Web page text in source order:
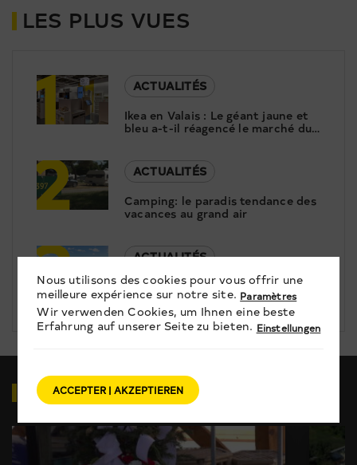
LES PLUS VUES
1
ACTUALITÉS
Ikea en Valais : Le géant jaune et
bleu a-t-il réagencé le marché du
2
ACTUALITÉS
Camping: le paradis tendance des
vacances au grand air
3
ACTUALITÉS
Rétrospective avec Valais/Wallis
Promotion
VIDÉOSEN RELATION
Nous utilisons des cookies pour vous offrir une
meilleure expérience sur notre site. Paramètres
Wir verwenden Cookies, um Ihnen eine beste
Erfahrung auf unserer Seite zu bieten. Einstellungen
ACCEPTER | AKZEPTIEREN